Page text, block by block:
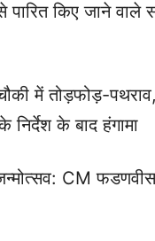
पारित किए जाने
में तोड़फोड़-
के बाद हंगामा
CM